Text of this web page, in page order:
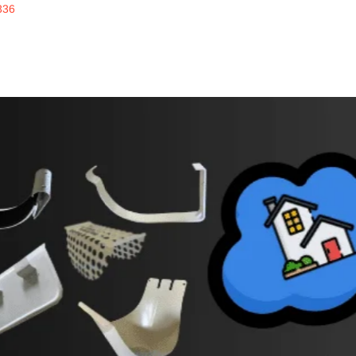
artikel menarik untuk disimak, seputar